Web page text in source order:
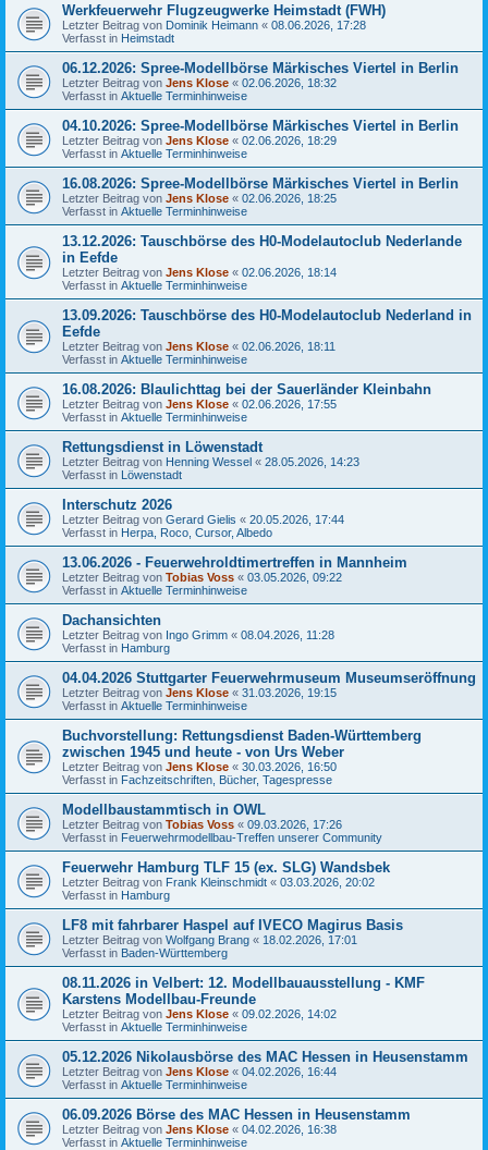
Werkfeuerwehr Flugzeugwerke Heimstadt (FWH)
Letzter Beitrag von Dominik Heimann « 08.06.2026, 17:28
Verfasst in Heimstadt
06.12.2026: Spree-Modellbörse Märkisches Viertel in Berlin
Letzter Beitrag von Jens Klose « 02.06.2026, 18:32
Verfasst in Aktuelle Terminhinweise
04.10.2026: Spree-Modellbörse Märkisches Viertel in Berlin
Letzter Beitrag von Jens Klose « 02.06.2026, 18:29
Verfasst in Aktuelle Terminhinweise
16.08.2026: Spree-Modellbörse Märkisches Viertel in Berlin
Letzter Beitrag von Jens Klose « 02.06.2026, 18:25
Verfasst in Aktuelle Terminhinweise
13.12.2026: Tauschbörse des H0-Modelautoclub Nederlande
in Eefde
Letzter Beitrag von Jens Klose « 02.06.2026, 18:14
Verfasst in Aktuelle Terminhinweise
13.09.2026: Tauschbörse des H0-Modelautoclub Nederland in
Eefde
Letzter Beitrag von Jens Klose « 02.06.2026, 18:11
Verfasst in Aktuelle Terminhinweise
16.08.2026: Blaulichttag bei der Sauerländer Kleinbahn
Letzter Beitrag von Jens Klose « 02.06.2026, 17:55
Verfasst in Aktuelle Terminhinweise
Rettungsdienst in Löwenstadt
Letzter Beitrag von Henning Wessel « 28.05.2026, 14:23
Verfasst in Löwenstadt
Interschutz 2026
Letzter Beitrag von Gerard Gielis « 20.05.2026, 17:44
Verfasst in Herpa, Roco, Cursor, Albedo
13.06.2026 - Feuerwehroldtimertreffen in Mannheim
Letzter Beitrag von Tobias Voss « 03.05.2026, 09:22
Verfasst in Aktuelle Terminhinweise
Dachansichten
Letzter Beitrag von Ingo Grimm « 08.04.2026, 11:28
Verfasst in Hamburg
04.04.2026 Stuttgarter Feuerwehrmuseum Museumseröffnung
Letzter Beitrag von Jens Klose « 31.03.2026, 19:15
Verfasst in Aktuelle Terminhinweise
Buchvorstellung: Rettungsdienst Baden-Württemberg
zwischen 1945 und heute - von Urs Weber
Letzter Beitrag von Jens Klose « 30.03.2026, 16:50
Verfasst in Fachzeitschriften, Bücher, Tagespresse
Modellbaustammtisch in OWL
Letzter Beitrag von Tobias Voss « 09.03.2026, 17:26
Verfasst in Feuerwehrmodellbau-Treffen unserer Community
Feuerwehr Hamburg TLF 15 (ex. SLG) Wandsbek
Letzter Beitrag von Frank Kleinschmidt « 03.03.2026, 20:02
Verfasst in Hamburg
LF8 mit fahrbarer Haspel auf IVECO Magirus Basis
Letzter Beitrag von Wolfgang Brang « 18.02.2026, 17:01
Verfasst in Baden-Württemberg
08.11.2026 in Velbert: 12. Modellbauausstellung - KMF
Karstens Modellbau-Freunde
Letzter Beitrag von Jens Klose « 09.02.2026, 14:02
Verfasst in Aktuelle Terminhinweise
05.12.2026 Nikolausbörse des MAC Hessen in Heusenstamm
Letzter Beitrag von Jens Klose « 04.02.2026, 16:44
Verfasst in Aktuelle Terminhinweise
06.09.2026 Börse des MAC Hessen in Heusenstamm
Letzter Beitrag von Jens Klose « 04.02.2026, 16:38
Verfasst in Aktuelle Terminhinweise